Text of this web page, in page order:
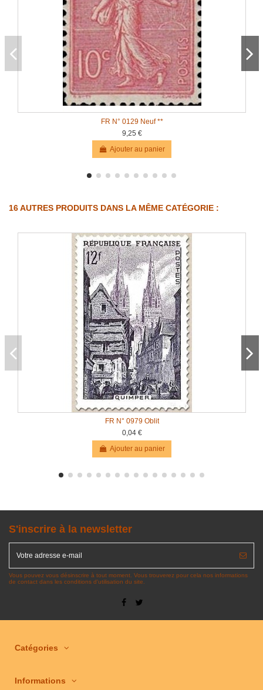
FR N° 0129 Neuf **
9,25 €
Ajouter au panier
16 AUTRES PRODUITS DANS LA MÊME CATÉGORIE :
FR N° 0979 Oblit
0,04 €
Ajouter au panier
S'inscrire à la newsletter
Vous pouvez vous désinscrire à tout moment. Vous trouverez pour cela nos informations
de contact dans les conditions d'utilisation du site.
Catégories
Informations